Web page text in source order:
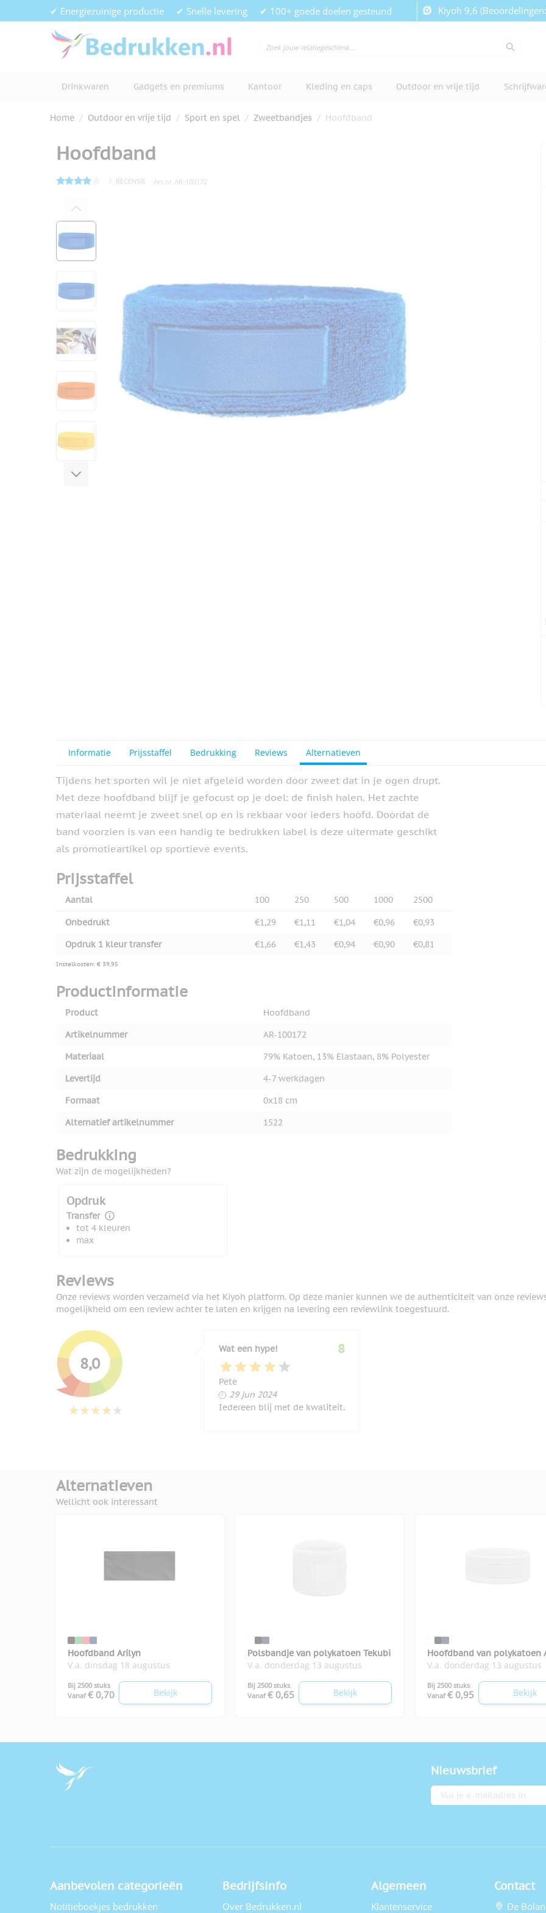
Ga naar de inhoud✔ Energiezuinige productie ✔ Snelle levering ✔ 100+ goede doelen gesteund Kiyoh 9,6
Drinkwaren Gadgets en premiums Kantoor Kleding en caps Outdoor en vrije tijd
Home / Outdoor en vrije tijd / Sport en spel / Zweetbandjes / Hoofdband
Hoofdband
1 RECENSIE Art.nr.AR-100172
View larger image
View larger image
View larger image
View larger image
Informatie Prijsstaffel Bedrukking Reviews Alternatieven
Tijdens het sporten wil je niet afgeleid worden door zweet dat in je ogen drupt.
Met deze hoofdband blijf je gefocust op je doel: de finish halen. Het zachte
materiaal neemt je zweet snel op en is rekbaar voor ieders hoofd. Doordat de
band voorzien is van een handig te bedrukken label is deze uitermate geschikt
als promotieartikel op sportieve events.
Prijsstaffel
Aantal 100 250 500 1000 2500
Onbedrukt €1,29 €1,11 €1,04 €0,96
€0,93
Opdruk 1 kleur transfer
€1,66 €1,43 €0,94 €0,90 €0,81
Instelkosten: € 39,95
Productinformatie
Product
Hoofdband
Artikelnummer
AR-100172
Materiaal
79% Katoen, 13% Elastaan, 8% Polyester
Levertijd
4-7 werkdagen
Formaat
0x18 cm
Alternatief artikelnummer
1522
Bedrukking
Wat zijn de mogelijkheden?
Opdruk
Transfer
tot 4 kleuren
max
Reviews
Onze reviews worden verzameld via het Kiyoh platform. Op deze manier kunnen we de authenticiteit van onze
mogelijkheid om een review achter te laten en krijgen na levering een reviewlink toegestuurd.
8,0
Wat een hype!
Pete
29 juni 2024
29 jun 2024
8
Iedereen blij met de kwaliteit.
Alternatieven
Wellicht ook interessant
Hoofdband Arilyn
V.a. dinsdag 18 augustus
Bij 2500 stuks
Vanaf € 0,70 Bekijk
Polsbandje van polykatoen Tekubi
V.a. donderdag 13 augustus
Bij 2500 stuks
Vanaf € 0,65 Bekijk
Hoofdband van polykatoen
V.a. donderdag 13 augustus
Bij 2500 stuks
Vanaf € 0,95 Bekijk
Nieuwsbrief
E-mailadres
Aanbevolen categorieën
Notitieboekjes bedrukken
Bedrijfsinfo
Over Bedrukken.nl
Algemeen
Klantenservice
Contact
De